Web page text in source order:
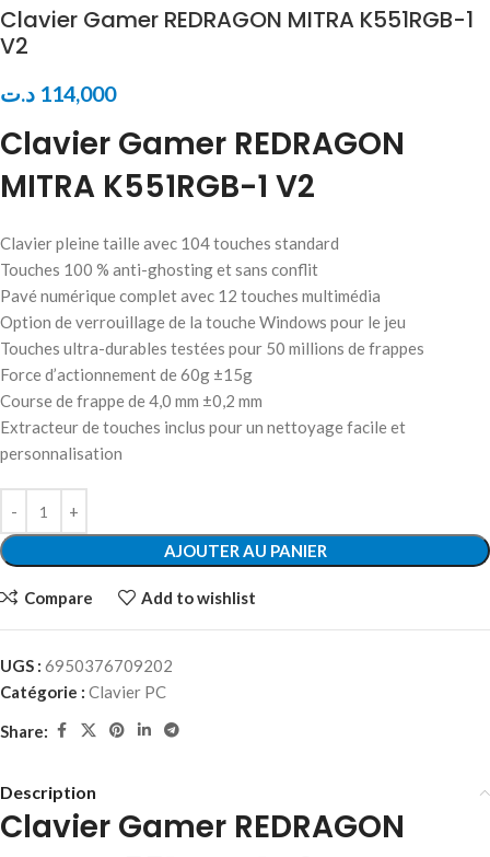
Clavier Gamer REDRAGON MITRA K551RGB-1
V2
114,000 د.ت
Clavier Gamer REDRAGON
MITRA K551RGB-1 V2
Clavier pleine taille avec 104 touches standard
Touches 100 % anti-ghosting et sans conflit
Pavé numérique complet avec 12 touches multimédia
Option de verrouillage de la touche Windows pour le jeu
Touches ultra-durables testées pour 50 millions de frappes
Force d’actionnement de 60g ±15g
Course de frappe de 4,0 mm ±0,2 mm
Extracteur de touches inclus pour un nettoyage facile et
personnalisation
AJOUTER AU PANIER
Compare Add to wishlist
UGS : 6950376709202
Catégorie : Clavier PC
Share:
Description
Clavier Gamer REDRAGON